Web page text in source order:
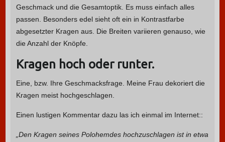
Geschmack und die Gesamtoptik. Es muss einfach alles
passen. Besonders edel sieht oft ein in Kontrastfarbe
abgesetzter Kragen aus. Die Breiten variieren genauso, wie
die Anzahl der Knöpfe.
Kragen hoch oder runter.
Eine, bzw. Ihre Geschmacksfrage. Meine Frau dekoriert die
Kragen meist hochgeschlagen.
Einen lustigen Kommentar dazu las ich einmal im Internet::
„Den Kragen seines Polohemdes hochzuschlagen ist in etwa